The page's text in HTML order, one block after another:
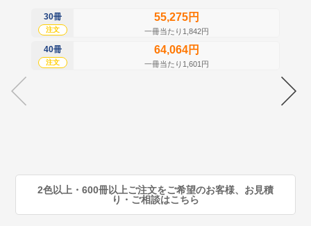
30冊
注文
55,275円
一冊当たり1,842円
40冊
注文
64,064円
一冊当たり1,601円
2色以上・600冊以上ご注文をご希望のお客様、お見積
り・ご相談はこちら